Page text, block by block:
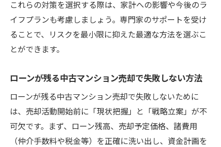
これらの対策を選択する際は、家計への影響や今後のラ
イフプランも考慮しましょう。専門家のサポートを受け
ることで、リスクを最小限に抑えた最適な方法を選ぶこ
とができます。
ローンが残る中古マンション売却で失敗しない方法
ローンが残る中古マンション売却で失敗しないために
は、売却活動開始前に「現状把握」と「戦略立案」が不
可欠です。まず、ローン残高、売却予定価格、諸費用
（仲介手数料や税金等）を正確に洗い出し、資金計画を